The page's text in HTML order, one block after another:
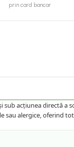
prin card bancar
acțiunea directă a
sau alergice, oferind